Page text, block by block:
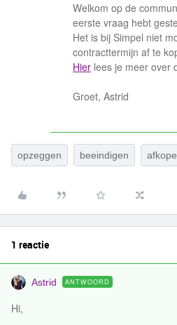
Welkom op de
eerste vraag hebt
Het is bij Simpel niet
contracttermijn af te
Hier lees je meer over
Groet, Astrid
opzeggen beeindigen
1 reactie
Astrid ANTWOORD
Hi,